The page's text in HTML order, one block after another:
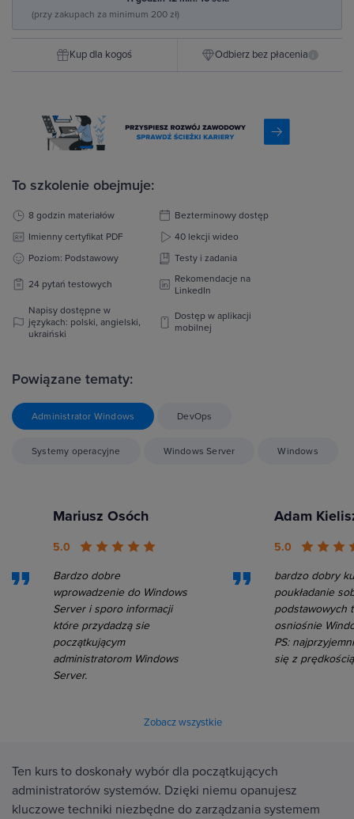
(przy zakupach za minimum 200 zł)
Kup dla kogoś Odbierz bez płacenia i
To szkolenie obejmuje:
8 godzin materiałów
Bezterminowy dostęp
Imienny certyfikat PDF
40 lekcji wideo
Poziom: Podstawowy
Testy i zadania
24 pytań testowych
Rekomendacje na
LinkedIn
Napisy dostępne w
językach: polski, angielski,
ukraiński
Dostęp w aplikacji
mobilnej
Powiązane tematy:
Administrator Windows DevOps
Systemy operacyjne Windows Server Windows
Mariusz Osóch
5.0
Bardzo dobre
wprowadzenie do Windows
Server i sporo informacji
które przydadzą sie
początkującym
administratorom Windows
Server.
Adam
5.0
bardzo dobry
poukładanie
podstawowych
osniośnie
PS:
się z
Zobacz wszystkie
Ten kurs to doskonały wybór dla początkujących
administratorów systemów. Dzięki niemu opanujesz
kluczowe techniki niezbędne do zarządzania systemem